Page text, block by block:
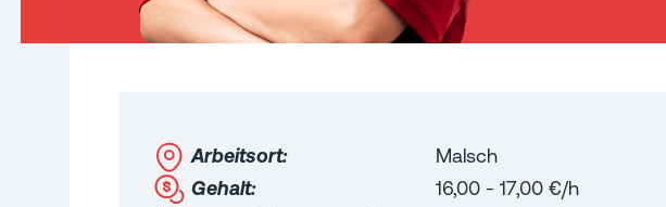
Arbeitsort:
Malsch
Gehalt:
16,00 - 17,00 €/h